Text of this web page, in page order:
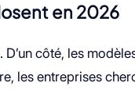
en 2026
côté, les
les entreprises